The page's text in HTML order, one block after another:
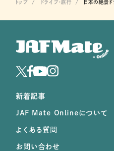
トップ ドライブ･旅行 日本の絶景ド
新着記事
JAF Mate Onlineについて
よくある質問
お問い合わせ